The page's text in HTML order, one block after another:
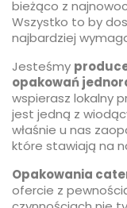
bieżąco z
Wszystko to by
najbardziej
Jesteśmy
opakowań
wspierasz lokalny
jest jedną z
właśnie u nas
które stawiają na
Opakowania
ofercie z